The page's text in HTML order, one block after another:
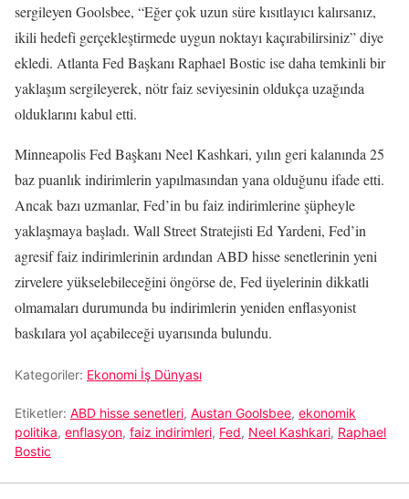
sergileyen Goolsbee, “Eğer çok uzun süre kısıtlayıcı kalırsanız,
ikili hedefi gerçekleştirmede uygun noktayı kaçırabilirsiniz” diye
ekledi. Atlanta Fed Başkanı Raphael Bostic ise daha temkinli bir
yaklaşım sergileyerek, nötr faiz seviyesinin oldukça uzağında
olduklarını kabul etti.
Minneapolis Fed Başkanı Neel Kashkari, yılın geri kalanında 25
baz puanlık indirimlerin yapılmasından yana olduğunu ifade etti.
Ancak bazı uzmanlar, Fed’in bu faiz indirimlerine şüpheyle
yaklaşmaya başladı. Wall Street Stratejisti Ed Yardeni, Fed’in
agresif faiz indirimlerinin ardından ABD hisse senetlerinin yeni
zirvelere yükselebileceğini öngörse de, Fed üyelerinin dikkatli
olmamaları durumunda bu indirimlerin yeniden enflasyonist
baskılara yol açabileceği uyarısında bulundu.
Kategoriler: Ekonomi İş Dünyası
Etiketler: ABD hisse senetleri, Austan Goolsbee, ekonomik
politika, enflasyon, faiz indirimleri, Fed, Neel Kashkari, Raphael
Bostic